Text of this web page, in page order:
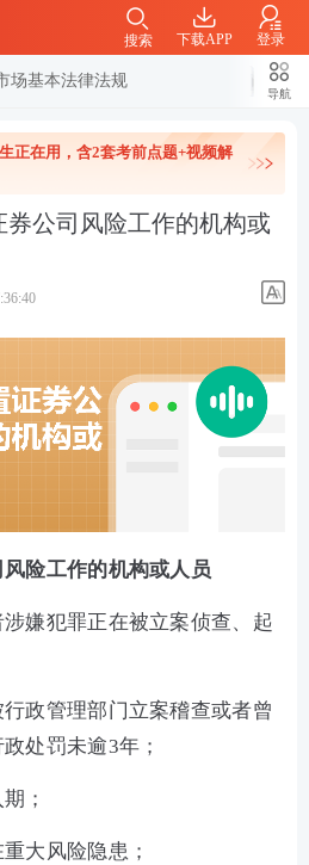
下载APP 登录
搜索
场基本法律法规
导航
正在用，含2套考前点题+视频解
公司风险工作的机构或
险工作的机构或人员
嫌犯罪正在被立案侦查、起
政管理部门立案稽查或者曾
处罚未逾3年；
；
大风险隐患；